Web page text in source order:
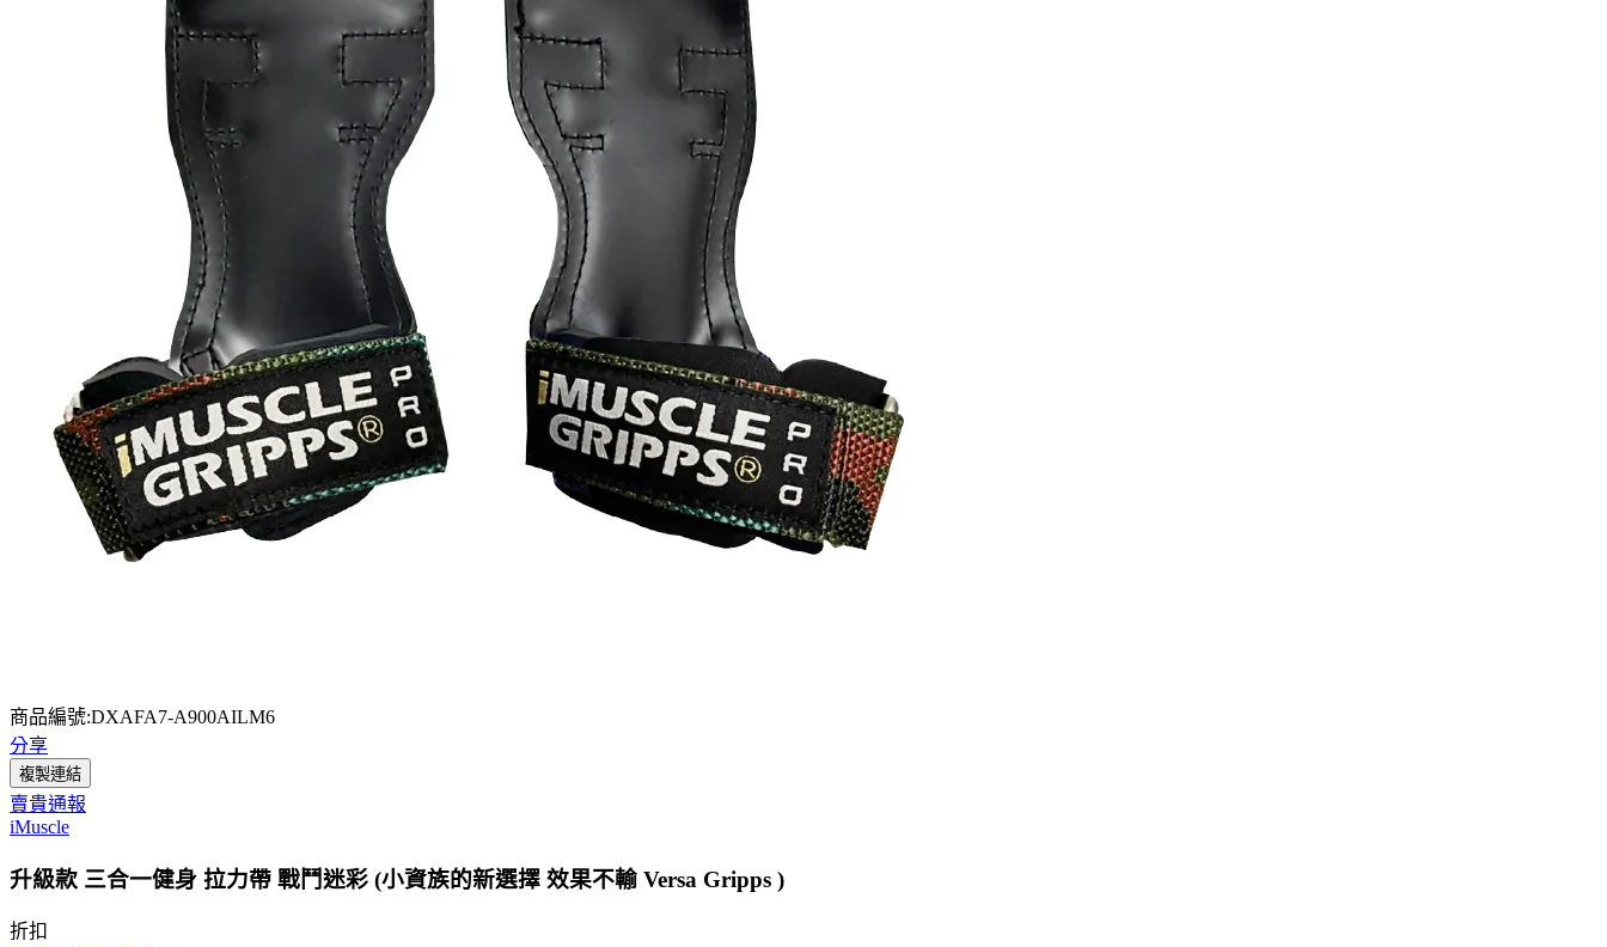
商品編號:DXAFA7-A900AILM6
分享
複製連結
賣貴通報
iMuscle
升級款 三合一健身 拉力帶 戰鬥迷彩 (小資族的新選擇 效果不輸 Versa Gripps )
折扣